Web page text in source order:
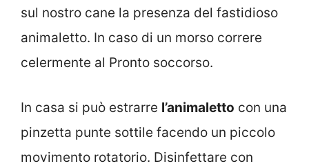
sul nostro cane la presenza del fastidioso
animaletto. In caso di un morso correre
celermente al Pronto soccorso.
In casa si può estrarre l’animaletto con una
pinzetta punte sottile facendo un piccolo
movimento rotatorio. Disinfettare con